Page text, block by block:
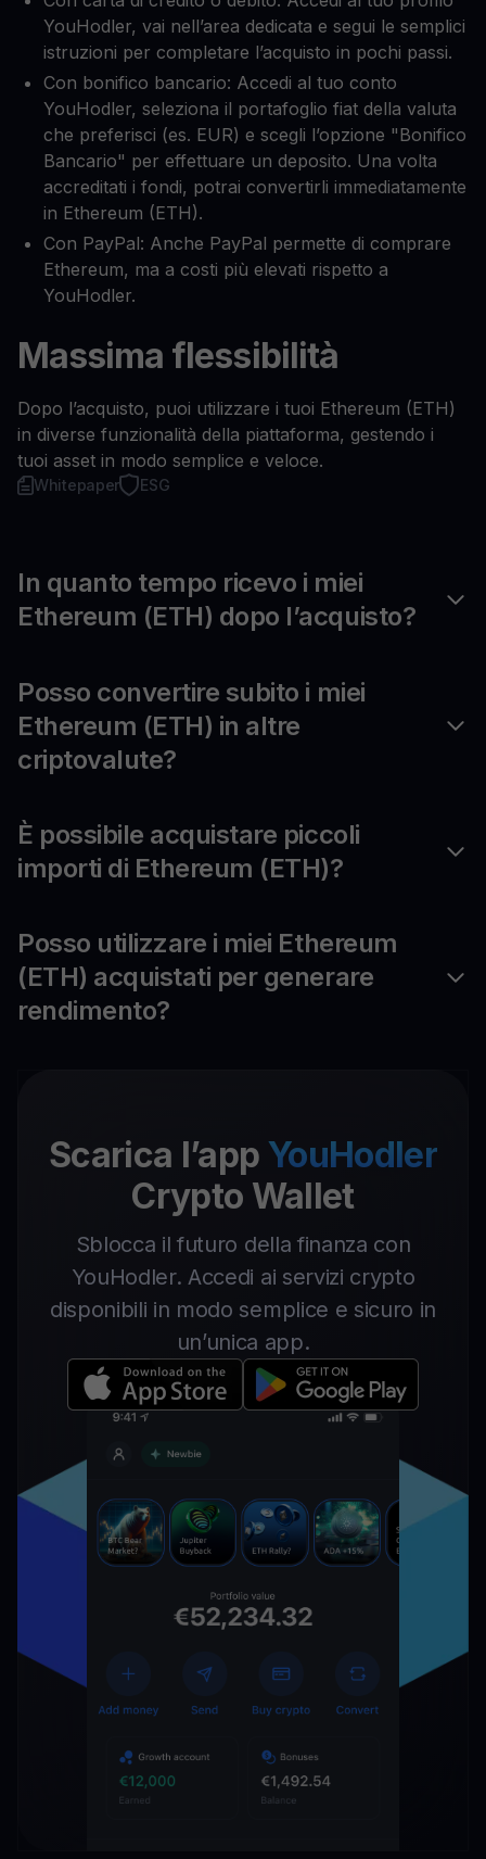
YouHodler, vai nell’area dedicata e segui le semplici
istruzioni per completare l’acquisto in pochi passi.
Con bonifico bancario: Accedi al tuo conto
YouHodler, seleziona il portafoglio fiat della valuta
che preferisci (es. EUR) e scegli l’opzione "Bonifico
Bancario" per effettuare un deposito. Una volta
accreditati i fondi, potrai convertirli immediatamente
in Ethereum (ETH).
Con PayPal: Anche PayPal permette di comprare
Ethereum, ma a costi più elevati rispetto a
YouHodler.
Massima flessibilità
Dopo l’acquisto, puoi utilizzare i tuoi Ethereum (ETH)
in diverse funzionalità della piattaforma, gestendo i
tuoi asset in modo semplice e veloce.
Whitepaper ESG
In quanto tempo ricevo i miei
Ethereum (ETH) dopo l’acquisto?
Posso convertire subito i miei
Ethereum (ETH) in altre
criptovalute?
È possibile acquistare piccoli
importi di Ethereum (ETH)?
Posso utilizzare i miei Ethereum
(ETH) acquistati per generare
rendimento?
Scarica l’app YouHodler
Crypto Wallet
Sblocca il futuro della finanza con
YouHodler. Accedi ai servizi crypto
disponibili in modo semplice e sicuro in
un’unica app.